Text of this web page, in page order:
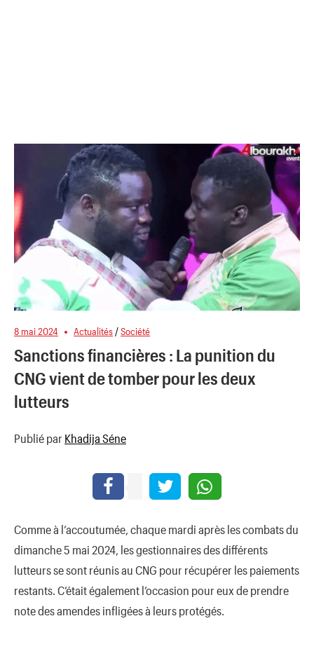
8 mai 2024 Actualités /Société
Sanctions financières : La punition du
CNG vient de tomber pour les deux
lutteurs
Publié par Khadija Séne
Comme à l’accoutumée, chaque mardi après les combats du
dimanche 5 mai 2024, les gestionnaires des différents
lutteurs se sont réunis au CNG pour récupérer les paiements
restants. C’était également l’occasion pour eux de prendre
note des amendes infligées à leurs protégés.